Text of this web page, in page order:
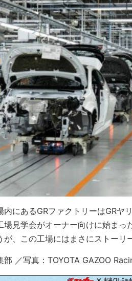
にあるGRファクトリーはGRヤ
場見学会がオーナー向けに始まっ
が、この工場にはまさにストーリ
部 ／写真：TOYOTA GAZOO